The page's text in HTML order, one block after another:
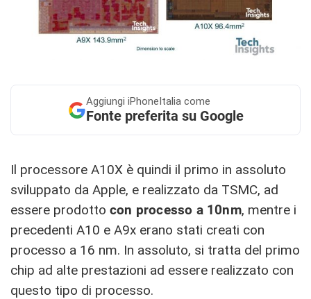
Aggiungi iPhoneItalia come
Fonte preferita su Google
Il processore A10X è quindi il primo in assoluto
sviluppato da Apple, e realizzato da TSMC, ad
essere prodotto con processo a 10nm, mentre i
precedenti A10 e A9x erano stati creati con
processo a 16 nm. In assoluto, si tratta del primo
chip ad alte prestazioni ad essere realizzato con
questo tipo di processo.